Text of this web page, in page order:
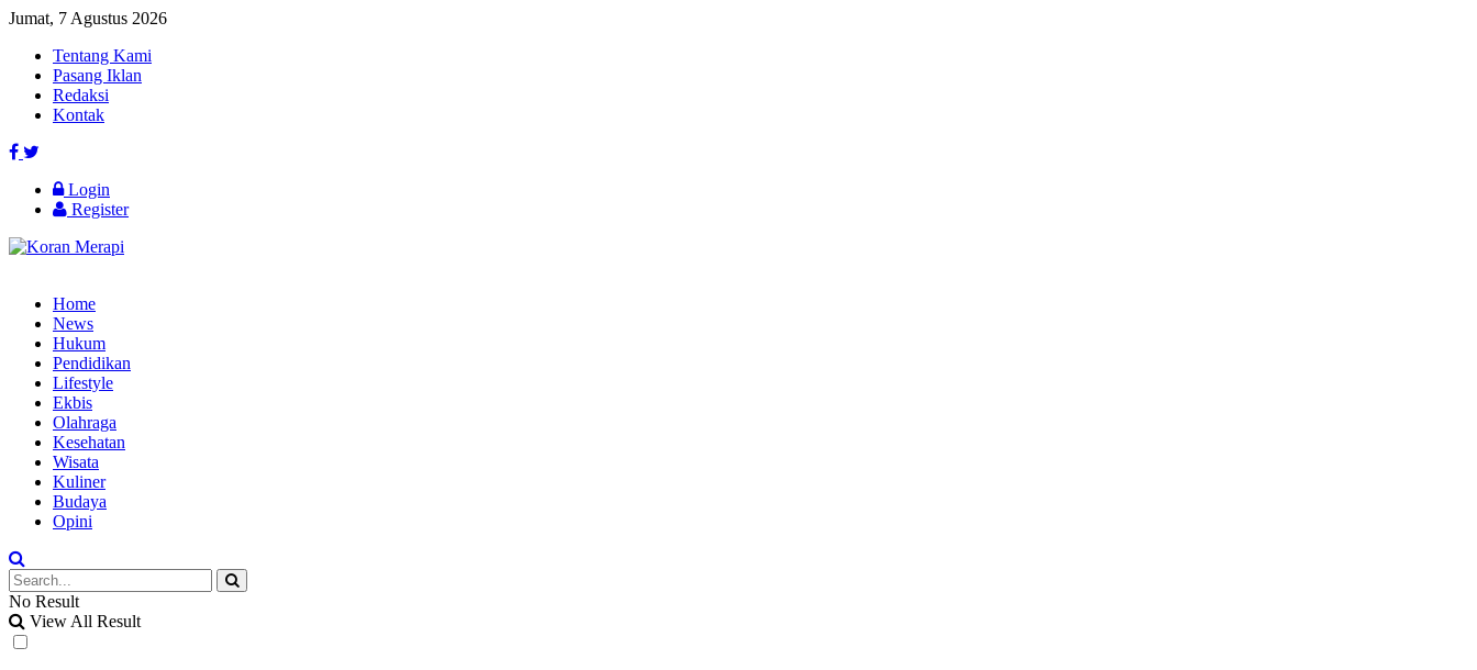
Jumat, 7 Agustus 2026
Tentang Kami
Pasang Iklan
Redaksi
Kontak
Login
Register
Home
News
Hukum
Pendidikan
Lifestyle
Ekbis
Olahraga
Kesehatan
Wisata
Kuliner
Budaya
Opini
No Result
View All Result